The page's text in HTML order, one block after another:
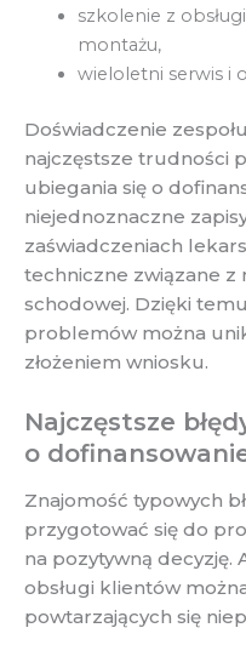
szkolenie z
montażu,
wieloletni serwis i
Doświadczenie
najczęstsze trudności
ubiegania się o
niejednoznaczne
zaświadczeniach
techniczne związane
schodowej. Dzięki
problemów można
złożeniem wniosku.
Najczęstsze
o
Znajomość typowych
przygotować się do
na pozytywną decyzję.
obsługi klientów
powtarzających się